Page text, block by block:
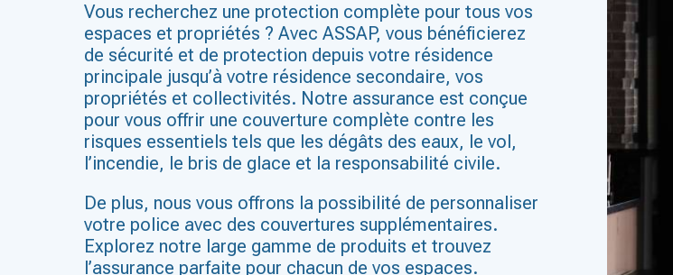
Vous recherchez une protection complète pour tous vos
espaces et propriétés ? Avec ASSAP, vous bénéficierez
de sécurité et de protection depuis votre résidence
principale jusqu’à votre résidence secondaire, vos
propriétés et collectivités. Notre assurance est conçue
pour vous offrir une couverture complète contre les
risques essentiels tels que les dégâts des eaux, le vol,
l’incendie, le bris de glace et la responsabilité civile.
De plus, nous vous offrons la possibilité de personnaliser
votre police avec des couvertures supplémentaires.
Explorez notre large gamme de produits et trouvez
l’assurance parfaite pour chacun de vos espaces.